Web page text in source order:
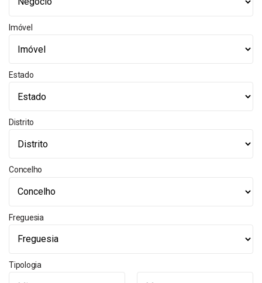
Imóvel
Estado
Distrito
Concelho
Freguesia
Tipologia